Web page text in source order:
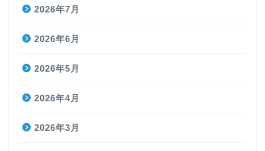
2026年7月
2026年6月
2026年5月
2026年4月
2026年3月